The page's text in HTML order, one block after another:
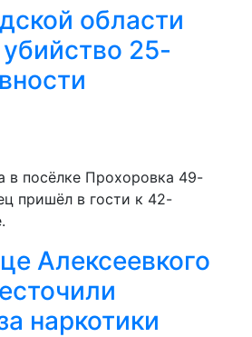
области
25-
в посёлке Прохоровка 49-
пришёл в гости к 42-
Алексеевкого
наркотики